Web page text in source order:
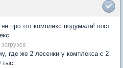
про тот комплекс подумала! пост
где же 2 лесенки у комплекса с 2
тыс.